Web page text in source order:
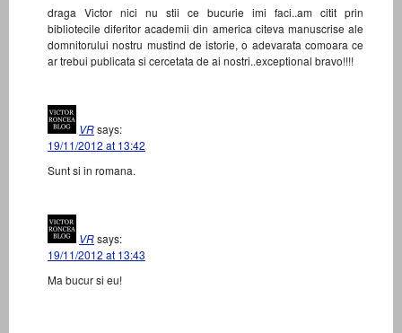
draga Victor nici nu stii ce bucurie imi faci..am citit prin
bibliotecile diferitor academii din america citeva manuscrise ale
domnitorului nostru mustind de istorie, o adevarata comoara ce
ar trebui publicata si cercetata de ai nostri..exceptional bravo!!!!
VRsays:
19/11/2012 at 13:42
Sunt si in romana.
VRsays:
19/11/2012 at 13:43
Ma bucur si eu!